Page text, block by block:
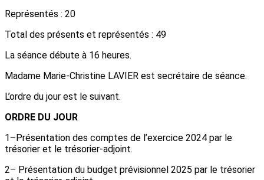
Représentés : 20
Total des présents et représentés : 49
La séance débute à 16 heures.
Madame Marie-Christine LAVIER est secrétaire de séance.
L’ordre du jour est le suivant.
ORDRE DU JOUR
1–Présentation des comptes de l’exercice 2024 par le
trésorier et le trésorier-adjoint.
2– Présentation du budget prévisionnel 2025 par le trésorier